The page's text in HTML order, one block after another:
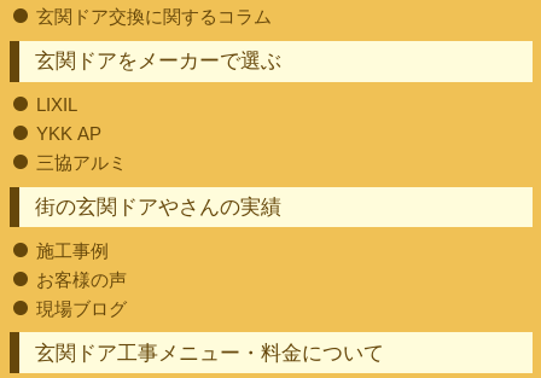
街の玄関ドアやさんの実績
施工事例
お客様の声
現場ブログ
玄関ドア交換に関するコラム
玄関ドア工事メニュー・料金について
玄関ドアをメーカーで選ぶ
LIXIL
YKK AP
三協アルミ